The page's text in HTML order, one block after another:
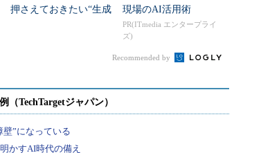
押さえておきたい“生成
現場のAI活用術
PR(ITmedia エンタープライ
ズ)
Recommended by